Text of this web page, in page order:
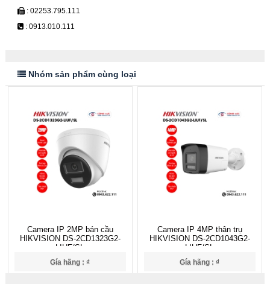
: 02253.795.111
: 0913.010.111
Nhóm sản phẩm cùng loại
Camera IP 2MP bán cầu
HIKVISION DS-2CD1323G2-
LIUF/SL
Gía hãng : ₫
Camera IP 4MP thân trụ
HIKVISION DS-2CD1043G2-
LIUF/SL
Gía hãng : ₫